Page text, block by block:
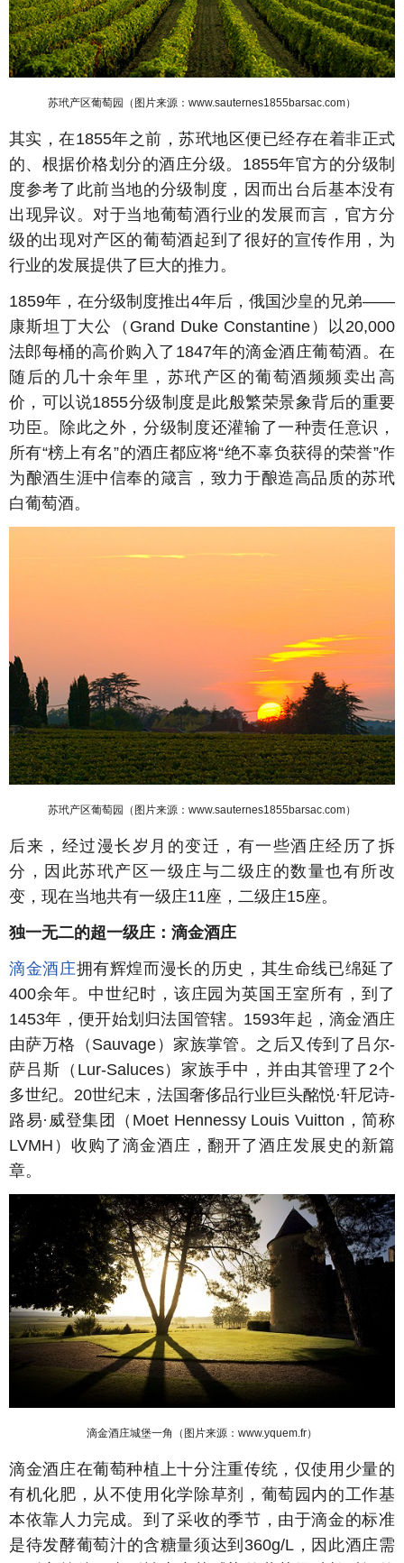
苏玳产区葡萄园（图片来源：www.sauternes1855barsac.com）
其实，在1855年之前，苏玳地区便已经存在着非正式
的、根据价格划分的酒庄分级。1855年官方的分级制
度参考了此前当地的分级制度，因而出台后基本没有
出现异议。对于当地葡萄酒行业的发展而言，官方分
级的出现对产区的葡萄酒起到了很好的宣传作用，为
行业的发展提供了巨大的推力。
1859年，在分级制度推出4年后，俄国沙皇的兄弟——
康斯坦丁大公（Grand Duke Constantine）以20,000
法郎每桶的高价购入了1847年的滴金酒庄葡萄酒。在
随后的几十余年里，苏玳产区的葡萄酒频频卖出高
价，可以说1855分级制度是此般繁荣景象背后的重要
功臣。除此之外，分级制度还灌输了一种责任意识，
所有“榜上有名”的酒庄都应将“绝不辜负获得的荣誉”作
为酿酒生涯中信奉的箴言，致力于酿造高品质的苏玳
白葡萄酒。
苏玳产区葡萄园（图片来源：www.sauternes1855barsac.com）
后来，经过漫长岁月的变迁，有一些酒庄经历了拆
分，因此苏玳产区一级庄与二级庄的数量也有所改
变，现在当地共有一级庄11座，二级庄15座。
独一无二的超一级庄：滴金酒庄
滴金酒庄拥有辉煌而漫长的历史，其生命线已绵延了
400余年。中世纪时，该庄园为英国王室所有，到了
1453年，便开始划归法国管辖。1593年起，滴金酒庄
由萨万格（Sauvage）家族掌管。之后又传到了吕尔-
萨吕斯（Lur-Saluces）家族手中，并由其管理了2个
多世纪。20世纪末，法国奢侈品行业巨头酩悦·轩尼诗-
路易·威登集团（Moet Hennessy Louis Vuitton，简称
LVMH）收购了滴金酒庄，翻开了酒庄发展史的新篇
章。
滴金酒庄城堡一角（图片来源：www.yquem.fr）
滴金酒庄在葡萄种植上十分注重传统，仅使用少量的
有机化肥，从不使用化学除草剂，葡萄园内的工作基
本依靠人力完成。到了采收的季节，由于滴金的标准
是待发酵葡萄汁的含糖量须达到360g/L，因此酒庄需